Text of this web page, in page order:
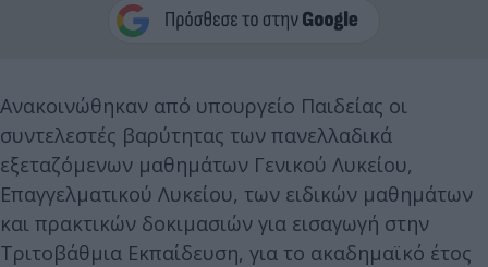
Ανακοινώθηκαν από υπουργείο Παιδείας οι
συντελεστές βαρύτητας των πανελλαδικά
εξεταζόμενων μαθημάτων Γενικού Λυκείου,
Επαγγελματικού Λυκείου, των ειδικών μαθημάτων
και πρακτικών δοκιμασιών για εισαγωγή στην
Τριτοβάθμια Εκπαίδευση, για το ακαδημαϊκό έτος